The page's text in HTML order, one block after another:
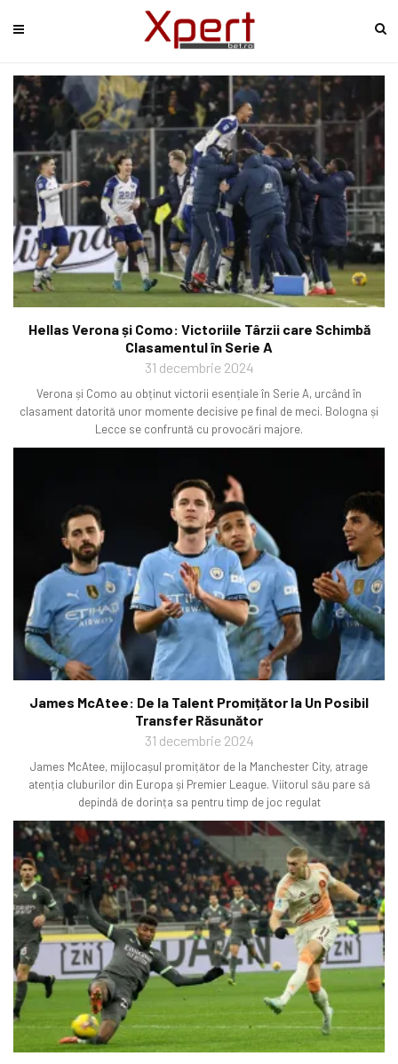
Hellas Verona și Como: Victoriile Târzii care Schimbă
Clasamentul în Serie A
31 decembrie 2024
Verona și Como au obținut victorii esențiale în Serie A, urcând în
clasament datorită unor momente decisive pe final de meci. Bologna și
Lecce se confruntă cu provocări majore.
James McAtee: De la Talent Promițător la Un Posibil
Transfer Răsunător
31 decembrie 2024
James McAtee, mijlocașul promițător de la Manchester City, atrage
atenția cluburilor din Europa și Premier League. Viitorul său pare să
depindă de dorința sa pentru timp de joc regulat